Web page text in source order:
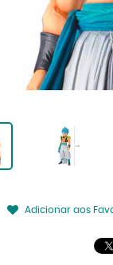
Adicionar aos